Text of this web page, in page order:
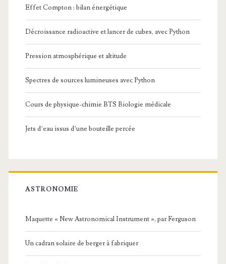
Effet Compton : bilan énergétique
Décroissance radioactive et lancer de cubes, avec Python
Pression atmosphérique et altitude
Spectres de sources lumineuses avec Python
Cours de physique-chimie BTS Biologie médicale
Jets d’eau issus d’une bouteille percée
ASTRONOMIE
Maquette « New Astronomical Instrument », par Ferguson
Un cadran solaire de berger à fabriquer